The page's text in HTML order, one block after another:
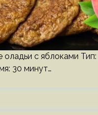
оладьи с яблоками
30 минут…